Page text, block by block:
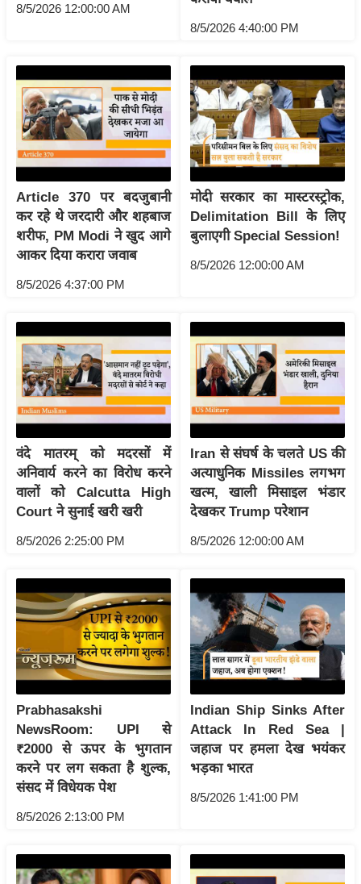
g
w
s
ला
इ
फ
स्टा
इ
ल
टे
लॉ
ब्यू
टी
फै
श
न
घ
रे
लू
स्खे
र्य
ट
स्थ
ल
फि
ट
ने
स
मं
ले
श
8/5/2026 12:00:00 AM
8/5/2026 4:40:00 PM
Article 370 पर बदजुबानी
कर रहे थे जरदारी और शहबाज
शरीफ, PM Modi ने खुद आगे
आकर दिया करारा जवाब
8/5/2026 4:37:00 PM
मोदी सरकार का मास्टरस्ट्रोक,
Delimitation Bill के लिए
बुलाएगी Special Session!
8/5/2026 12:00:00 AM
वंदे मातरम् को मदरसों में
अनिवार्य करने का विरोध करने
वालों को Calcutta High
Court ने सुनाई खरी खरी
8/5/2026 2:25:00 PM
Iran से संघर्ष के चलते US की
अत्याधुनिक Missiles लगभग
खत्म, खाली मिसाइल भंडार
देखकर Trump परेशान
8/5/2026 12:00:00 AM
Prabhasakshi
NewsRoom: UPI से
₹2000 से ऊपर के भुगतान
करने पर लग सकता है शुल्क,
संसद में विधेयक पेश
8/5/2026 2:13:00 PM
Indian Ship Sinks After
Attack In Red Sea |
जहाज पर हमला देख भयंकर
भड़का भारत
8/5/2026 1:41:00 PM